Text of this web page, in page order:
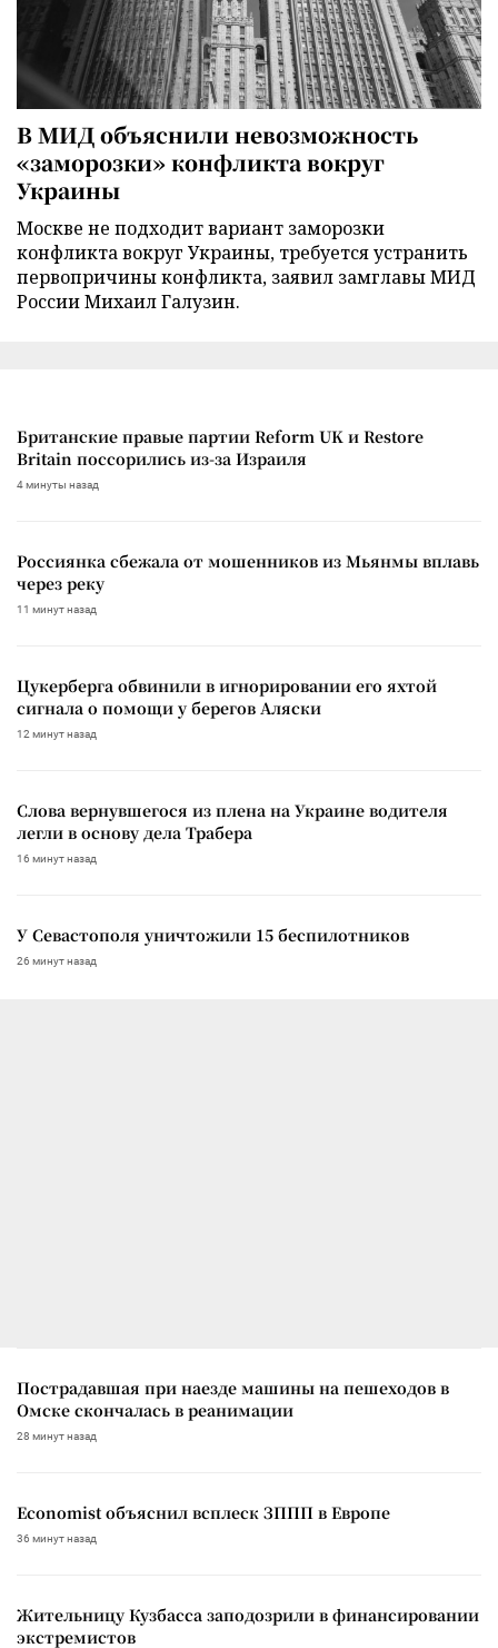
В МИД объяснили невозможность
«заморозки» конфликта вокруг
Украины
Москве не подходит вариант заморозки
конфликта вокруг Украины, требуется устранить
первопричины конфликта, заявил замглавы МИД
России Михаил Галузин.
Британские правые партии Reform UK и Restore
Britain поссорились из-за Израиля
4 минуты назад
Россиянка сбежала от мошенников из Мьянмы вплавь
через реку
11 минут назад
Цукерберга обвинили в игнорировании его яхтой
сигнала о помощи у берегов Аляски
12 минут назад
Слова вернувшегося из плена на Украине водителя
легли в основу дела Трабера
16 минут назад
У Севастополя уничтожили 15 беспилотников
26 минут назад
Пострадавшая при наезде машины на пешеходов в
Омске скончалась в реанимации
28 минут назад
Economist объяснил всплеск ЗППП в Европе
36 минут назад
Жительницу Кузбасса заподозрили в финансировании
экстремистов